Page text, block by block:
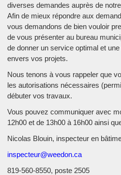
diverses demandes auprès de
Afin de mieux répondre aux
vous demandons de bien vouloir
de vous présenter au bureau
de donner un service optimal et
envers vos projets.
Nous tenons à vous rappeler que
les autorisations nécessaires
débuter vos travaux.
Vous pouvez communiquer avec
12h00 et de 13h00 à 16h00 ainsi
Nicolas Blouin, inspecteur en
inspecteur@weedon.ca
819-560-8550, poste 2505